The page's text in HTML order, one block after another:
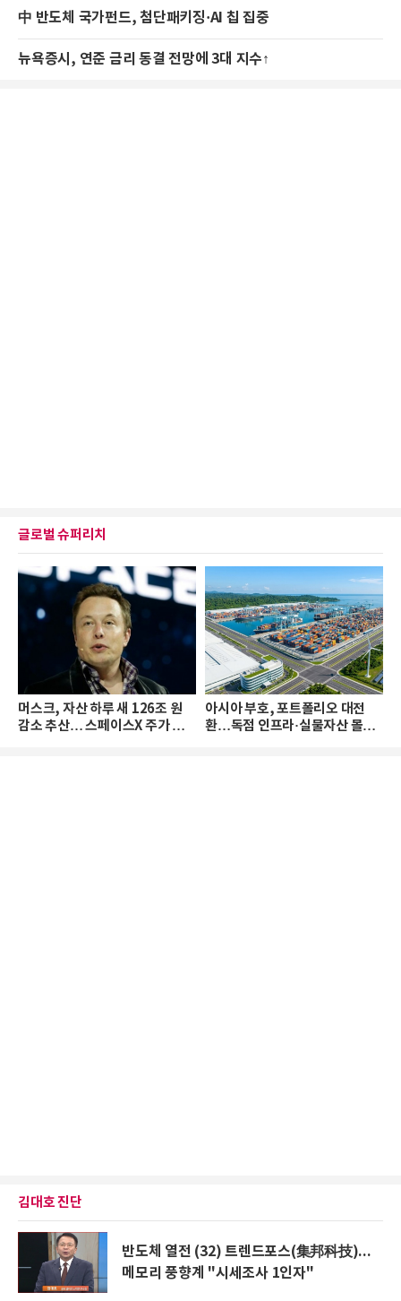
中 반도체 국가펀드, 첨단패키징·AI 칩 집중
뉴욕증시, 연준 금리 동결 전망에 3대 지수↑
글로벌 슈퍼리치
머스크, 자산 하루 새 126조 원
감소 추산… 스페이스X 주가 하
아시아 부호, 포트폴리오 대전
환…독점 인프라·실물자산 몰린
김대호 진단
반도체 열전 (32) 트렌드포스(集邦科技)...
메모리 풍향계 "시세조사 1인자"